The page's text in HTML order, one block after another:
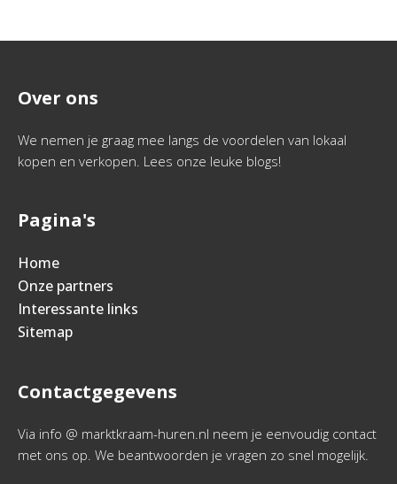
Over ons
We nemen je graag mee langs de voordelen van lokaal
kopen en verkopen. Lees onze leuke blogs!
Pagina's
Home
Onze partners
Interessante links
Sitemap
Contactgegevens
Via info @ marktkraam-huren.nl neem je eenvoudig contact
met ons op. We beantwoorden je vragen zo snel mogelijk.